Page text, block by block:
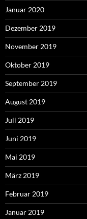
Januar 2020
Dezember 2019
November 2019
Oktober 2019
September 2019
August 2019
Juli 2019
Juni 2019
Mai 2019
März 2019
Februar 2019
Januar 2019